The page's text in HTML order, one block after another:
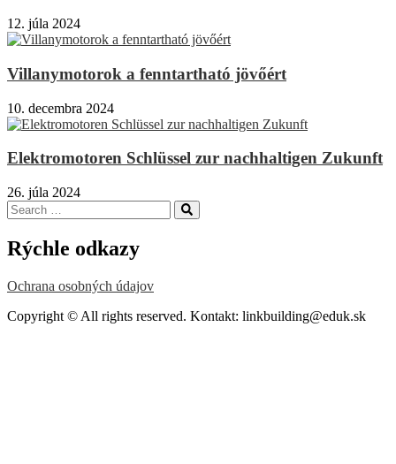
12. júla 2024
Villanymotorok a fenntartható jövőért
10. decembra 2024
Elektromotoren Schlüssel zur nachhaltigen Zukunft
26. júla 2024
Search
for:
Search
Rýchle odkazy
Ochrana osobných údajov
Copyright © All rights reserved. Kontakt: linkbuilding@eduk.sk